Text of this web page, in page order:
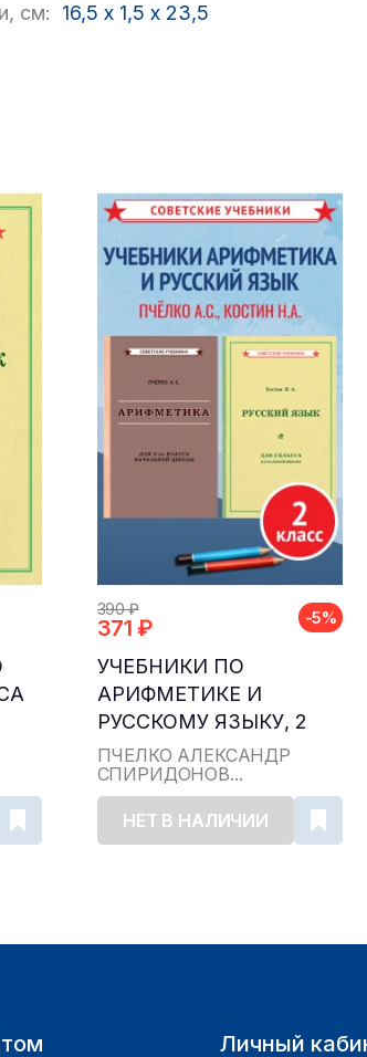
см:
16,5 x 1,5 x 23,5
390 ₽
371 ₽ -5%
УЧЕБНИКИ ПО
АРИФМЕТИКЕ И
РУССКОМУ ЯЗЫКУ, 2
КЛАСС...
ПЧЁЛКО АЛЕКСАНДР
СПИРИДОНОВ...
НЕТ В НАЛИЧИИ
Личный